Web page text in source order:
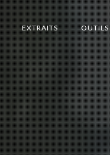
EXTRAITS OUTILS